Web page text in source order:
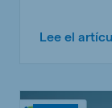
Lee el